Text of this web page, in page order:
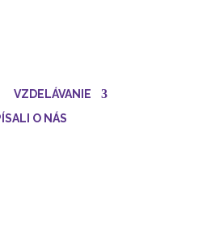
VZDELÁVANIE
O NÁS